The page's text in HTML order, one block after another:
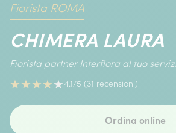
Fiorista ROMA
CHIMERA LAURA
Fiorista partner Interflora al tuo
★★★★★4.1/5 (31 recensioni)
Ordina online